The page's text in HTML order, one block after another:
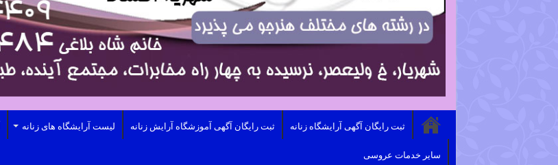
ثبت رایگان آگهی آرایشگاه زنانه ثبت رایگان آگهی آموزشگاه آرایش زنانه لیست آرایشگاه های زنانه
سایر خدمات عروسی